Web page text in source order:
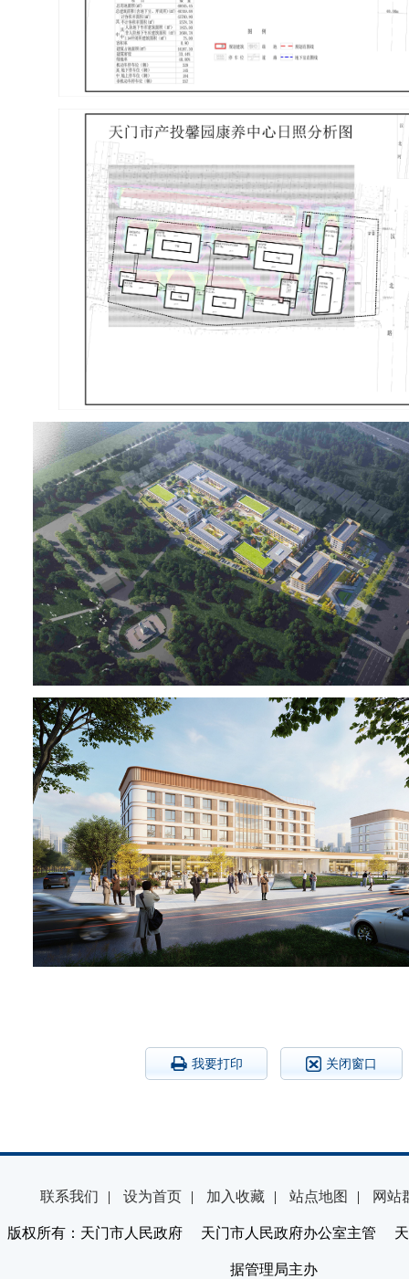
我要打印 关闭窗口
联系我们 | 设为首页 | 加入收藏 | 站点地图 | 网站
版权所有：天门市人民政府 天门市人民政府办公室主管 天
据管理局主办